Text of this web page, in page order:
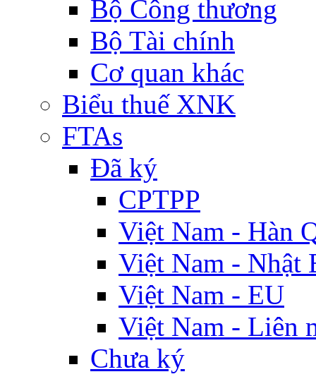
Bộ Công thương
Bộ Tài chính
Cơ quan khác
Biểu thuế XNK
FTAs
Đã ký
CPTPP
Việt Nam - Hàn
Việt Nam - Nhật
Việt Nam - EU
Việt Nam - Liên
Chưa ký